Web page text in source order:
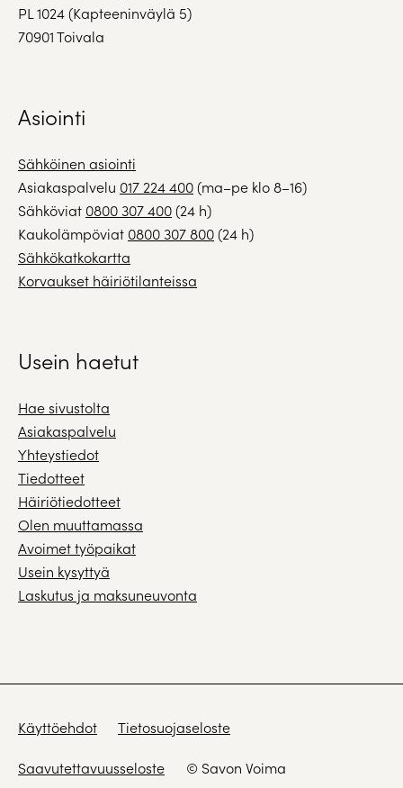
PL 1024 (Kapteeninväylä 5)
70901 Toivala
Asiointi
Sähköinen asiointi
Asiakaspalvelu 017 224 400(ma–pe klo 8–16)
Sähköviat 0800 307 400(24 h)
Kaukolämpöviat 0800 307 800(24 h)
Sähkökatkokartta
Korvaukset häiriötilanteissa
Usein haetut
Hae sivustolta
Asiakaspalvelu
Yhteystiedot
Tiedotteet
Häiriötiedotteet
Olen muuttamassa
Avoimet työpaikat
Usein kysyttyä
Laskutus ja maksuneuvonta
Käyttöehdot Tietosuojaseloste
Saavutettavuusseloste © Savon Voima